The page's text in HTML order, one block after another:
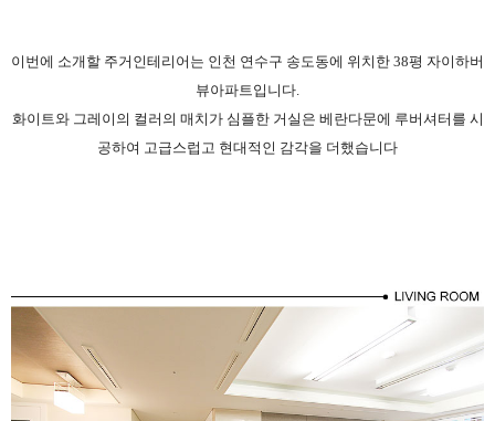
이번에 소개할 주거인테리어는 인천 연수구 송도동에 위치한 38평 자이하버
뷰아파트입니다.
화이트와 그레이의 컬러의 매치가 심플한 거실은 베란다문에 루버셔터를 시
공하여 고급스럽고 현대적인 감각을 더했습니다